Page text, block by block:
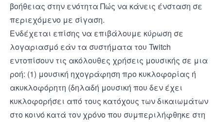
βοήθειας στην ενότητα Πώς να κάνεις ένσταση σε
περιεχόμενο με σίγαση.
Ενδέχεται επίσης να επιβάλουμε κύρωση σε
λογαριασμό εάν τα συστήματα του Twitch
εντοπίσουν τις ακόλουθες χρήσεις μουσικής σε μια
ροή: (1) μουσική ηχογράφηση προ κυκλοφορίας ή
ακυκλοφόρητη (δηλαδή μουσική που δεν έχει
κυκλοφορήσει από τους κατόχους των δικαιωμάτων
στο κοινό κατά τον χρόνο που συμπεριλήφθηκε στη